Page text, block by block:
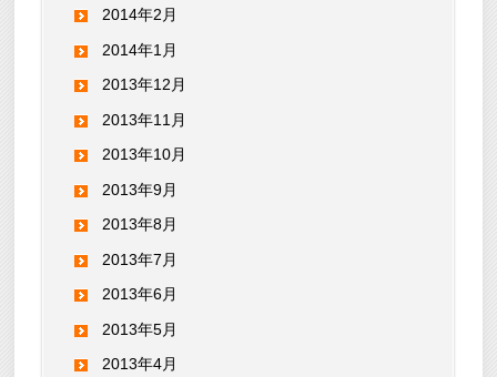
2014年2月
2014年1月
2013年12月
2013年11月
2013年10月
2013年9月
2013年8月
2013年7月
2013年6月
2013年5月
2013年4月